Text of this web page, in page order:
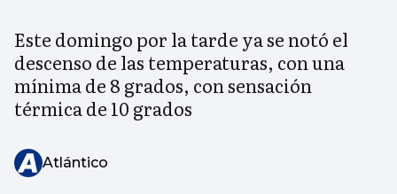
Este domingo por la tarde ya se notó el
descenso de las temperaturas, con una
mínima de 8 grados, con sensación
térmica de 10 grados
Atlántico